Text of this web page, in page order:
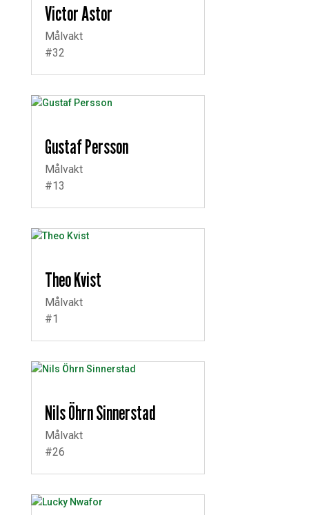
Victor Astor
Målvakt
#32
Gustaf Persson
Målvakt
#13
Theo Kvist
Målvakt
#1
Nils Öhrn Sinnerstad
Målvakt
#26